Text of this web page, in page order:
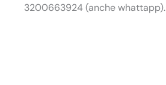
3200663924 (anche whattapp).